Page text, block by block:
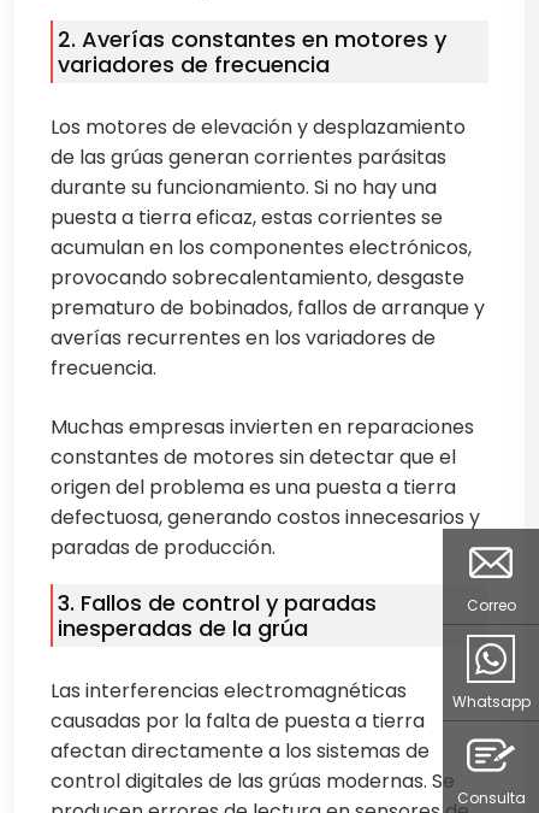
2. Averías constantes en motores y
variadores de frecuencia
Los motores de elevación y desplazamiento
de las grúas generan corrientes parásitas
durante su funcionamiento. Si no hay una
puesta a tierra eficaz, estas corrientes se
acumulan en los componentes electrónicos,
provocando sobrecalentamiento, desgaste
prematuro de bobinados, fallos de arranque y
averías recurrentes en los variadores de
frecuencia.
Muchas empresas invierten en reparaciones
constantes de motores sin detectar que el
origen del problema es una puesta a tierra
defectuosa, generando costos innecesarios y
paradas de producción.
3. Fallos de control y paradas
inesperadas de la grúa
Las interferencias electromagnéticas
causadas por la falta de puesta a tierra
afectan directamente a los sistemas de
control digitales de las grúas modernas. Se
Correo
Whatsapp
Consulta